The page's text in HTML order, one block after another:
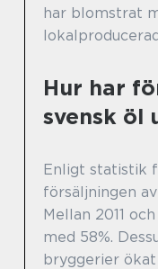
har blomstrat
Hur har
svensk öl
Enligt statistik
försäljningen
Mellan 2011
med 58%.
bryggerier ökat